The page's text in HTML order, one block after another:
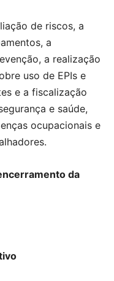
de riscos, a
a
a realização
uso de EPIs e
e a fiscalização
e saúde,
ocupacionais e
da